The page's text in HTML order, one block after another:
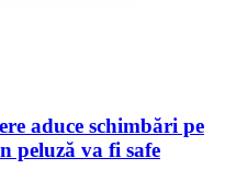
aduce schimbări pe
peluză va fi safe